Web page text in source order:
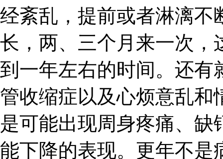
经紊乱，提前或者淋漓不
长，两、三个月来一次，
到一年左右的时间。还有
管收缩症以及心烦意乱和
是可能出现周身疼痛、
能下降的表现。更年不是